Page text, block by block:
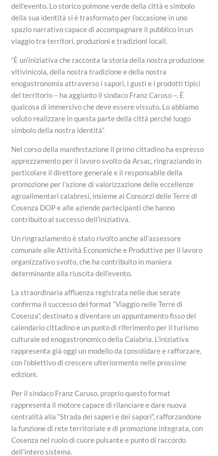
dell’evento. Lo storico polmone verde della città e simbolo
della sua identità si è trasformato per l’occasione in uno
spazio narrativo capace di accompagnare il pubblico in un
viaggio tra territori, produzioni e tradizioni locali.
“È un’iniziativa che racconta la storia della nostra produzione
vitivinicola, della nostra tradizione e della nostra
enogastronomia attraverso i sapori, i gusti e i prodotti tipici
del territorio – ha aggiunto il sindaco Franz Caruso –. È
qualcosa di immersivo che deve essere vissuto. Lo abbiamo
voluto realizzare in questa parte della città perché luogo
simbolo della nostra identità”.
Nel corso della manifestazione il primo cittadino ha espresso
apprezzamento per il lavoro svolto da Arsac, ringraziando in
particolare il direttore generale e il responsabile della
promozione per l’azione di valorizzazione delle eccellenze
agroalimentari calabresi, insieme ai Consorzi delle Terre di
Cosenza DOP e alle aziende partecipanti che hanno
contribuito al successo dell’iniziativa.
Un ringraziamento è stato rivolto anche all’assessore
comunale alle Attività Economiche e Produttive per il lavoro
organizzativo svolto, che ha contribuito in maniera
determinante alla riuscita dell’evento.
La straordinaria affluenza registrata nelle due serate
conferma il successo del format “Viaggio nelle Terre di
Cosenza”, destinato a diventare un appuntamento fisso del
calendario cittadino e un punto di riferimento per il turismo
culturale ed enogastronomico della Calabria. L’iniziativa
rappresenta già oggi un modello da consolidare e rafforzare,
con l’obiettivo di crescere ulteriormente nelle prossime
edizioni.
Per il sindaco Franz Caruso, proprio questo format
rappresenta il motore capace di rilanciare e dare nuova
centralità alla “Strada dei saperi e dei sapori”, rafforzandone
la funzione di rete territoriale e di promozione integrata, con
Cosenza nel ruolo di cuore pulsante e punto di raccordo
dell’intero sistema.